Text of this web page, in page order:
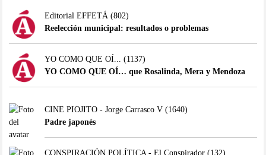
Editorial EFFETÁ(802)
Reelección municipal: resultados o problemas
YO COMO QUE OÍ... (1137)
YO COMO QUE OÍ… que Rosalinda, Mera y Mendoza
CINE PIOJITO - Jorge Carrasco V(1640)
Padre japonés
CONSPIRACIÓN POLÍTICA - El Conspirador(132)